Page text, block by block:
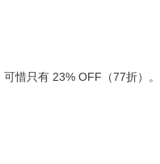
惜只有 23% OFF（77折）。